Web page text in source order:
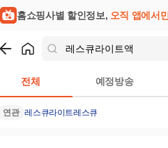
홈쇼핑사별 할인정보, 오직 앱에서
전체 예정방송
연관 레스큐라이트레스큐